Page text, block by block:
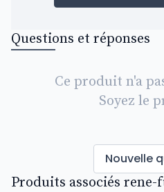
Questions et réponses
Ce produit n'a
Soyez le
Nouvelle
Produits associés